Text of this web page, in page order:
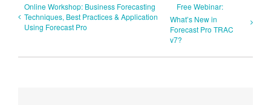
Online Workshop: Business Forecasting
Techniques, Best Practices & Application
Using Forecast Pro
Free Webinar:
What’s New in
Forecast Pro TRAC
v7?